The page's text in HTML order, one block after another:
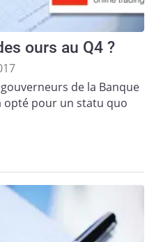
ours au Q4 ?
de la Banque
opté pour un statu quo